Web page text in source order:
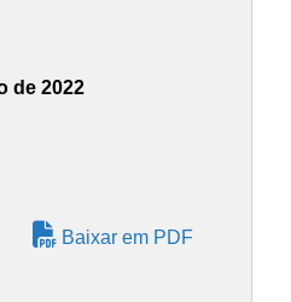
de 2022
Baixar em PDF